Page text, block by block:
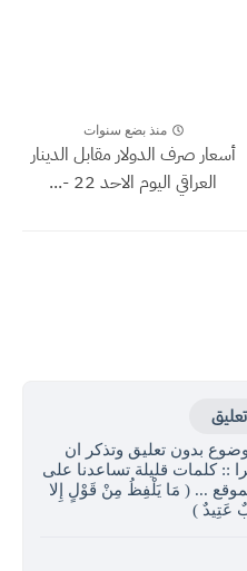
منذ بضع سنوات
أسعار صرف الدولار مقابل الدينار
العراقي اليوم الاحد 22 -...
بدون تعليق وتذكر ان
:: كلمات قليلة تساعدنا على
... ( مَا يَلْفِظُ مِنْ قَوْلٍ إِلا
عَتِيدٌ )